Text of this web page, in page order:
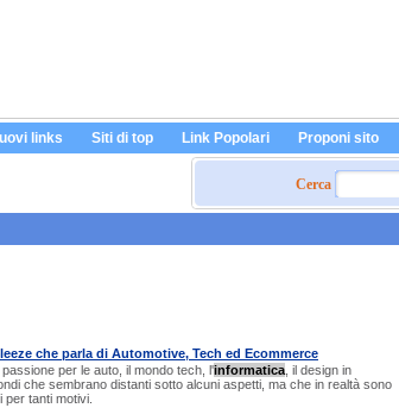
links Siti di top Link Popolari Proponi sito
Cerca
che parla di Automotive, Tech ed Ecommerce
per le auto, il mondo tech, l'informatica , il design in
che sembrano distanti sotto alcuni aspetti, ma che in realtà sono
tanti motivi.